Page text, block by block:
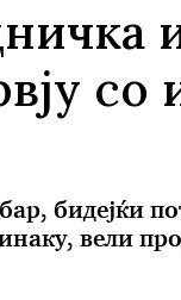
со
бидејќи
вели